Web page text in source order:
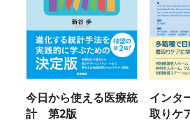
今日から使える医療統
計 第2版
インタ
取りケ